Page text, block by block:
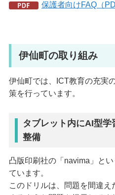
保護者向けFAQ（
伊仙町の取り組み
伊仙町では、ICT教育の充実
策を行っています。
タブレット内にAI型
整備
凸版印刷社の「navima」と
ています。
このドリルは、問題を間違